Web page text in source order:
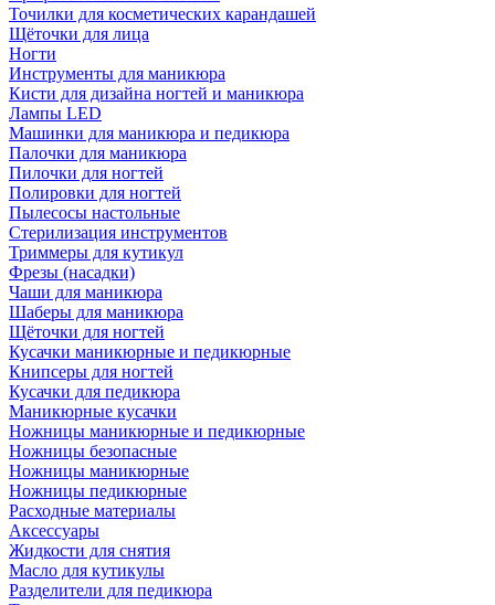
Точилки для косметических карандашей
Щёточки для лица
Ногти
Инструменты для маникюра
Кисти для дизайна ногтей и маникюра
Лампы LED
Машинки для маникюра и педикюра
Палочки для маникюра
Пилочки для ногтей
Полировки для ногтей
Пылесосы настольные
Стерилизация инструментов
Триммеры для кутикул
Фрезы (насадки)
Чаши для маникюра
Шаберы для маникюра
Щёточки для ногтей
Кусачки маникюрные и педикюрные
Книпсеры для ногтей
Кусачки для педикюра
Маникюрные кусачки
Ножницы маникюрные и педикюрные
Ножницы безопасные
Ножницы маникюрные
Ножницы педикюрные
Расходные материалы
Аксессуары
Жидкости для снятия
Масло для кутикулы
Разделители для педикюра